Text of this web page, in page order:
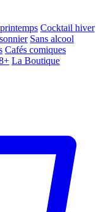
Cocktail hiver
Sans alcool
Cafés comiques
La Boutique